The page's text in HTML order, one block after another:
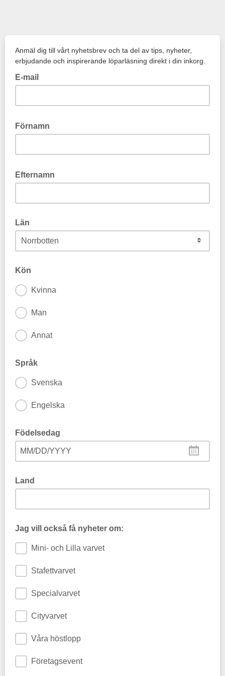
Anmäl dig till vårt nyhetsbrev och ta del av tips, nyheter,
erbjudande och inspirerande löparläsning direkt i din inkorg.
E-mail
Förnamn
Efternamn
Län
Kön
Kvinna
Man
Annat
Språk
Svenska
Engelska
Födelsedag
MM/DD/YYYY
Land
Jag vill också få nyheter om:
Mini- och Lilla varvet
Stafettvarvet
Specialvarvet
Cityvarvet
Våra höstlopp
Företagsevent